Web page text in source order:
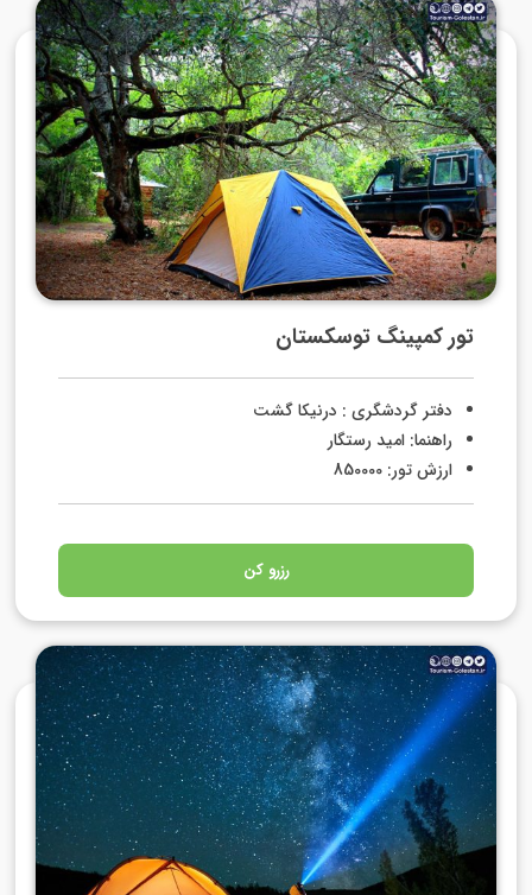
تور کمپینگ توسکستان
دفتر گردشگری : درنیکا گشت
راهنما: امید رستگار
ارزش تور: 850000
رزرو کن